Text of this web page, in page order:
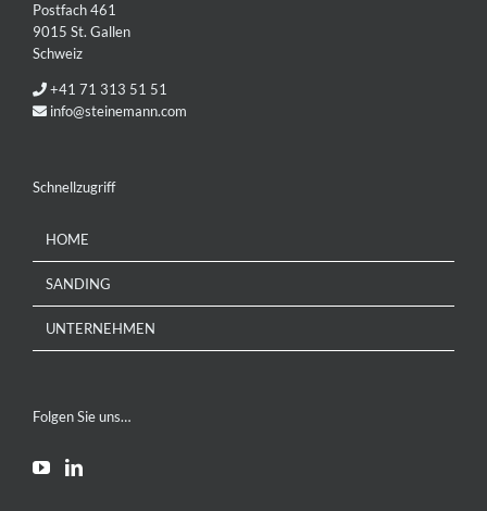
Postfach 461
9015 St. Gallen
Schweiz
+41 71 313 51 51
info@steinemann.com
Schnellzugriff
HOME
SANDING
UNTERNEHMEN
Folgen Sie uns…